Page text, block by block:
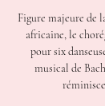
Figure majeure de
africaine, le
pour six
musical de